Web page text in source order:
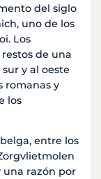
del siglo
uno de los
Los
de una
y al oeste
romanas y
los
entre los
una razón por